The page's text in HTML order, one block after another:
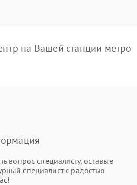
на Вашей станции метро
вопрос специалисту, оставьте
специалист с радостью